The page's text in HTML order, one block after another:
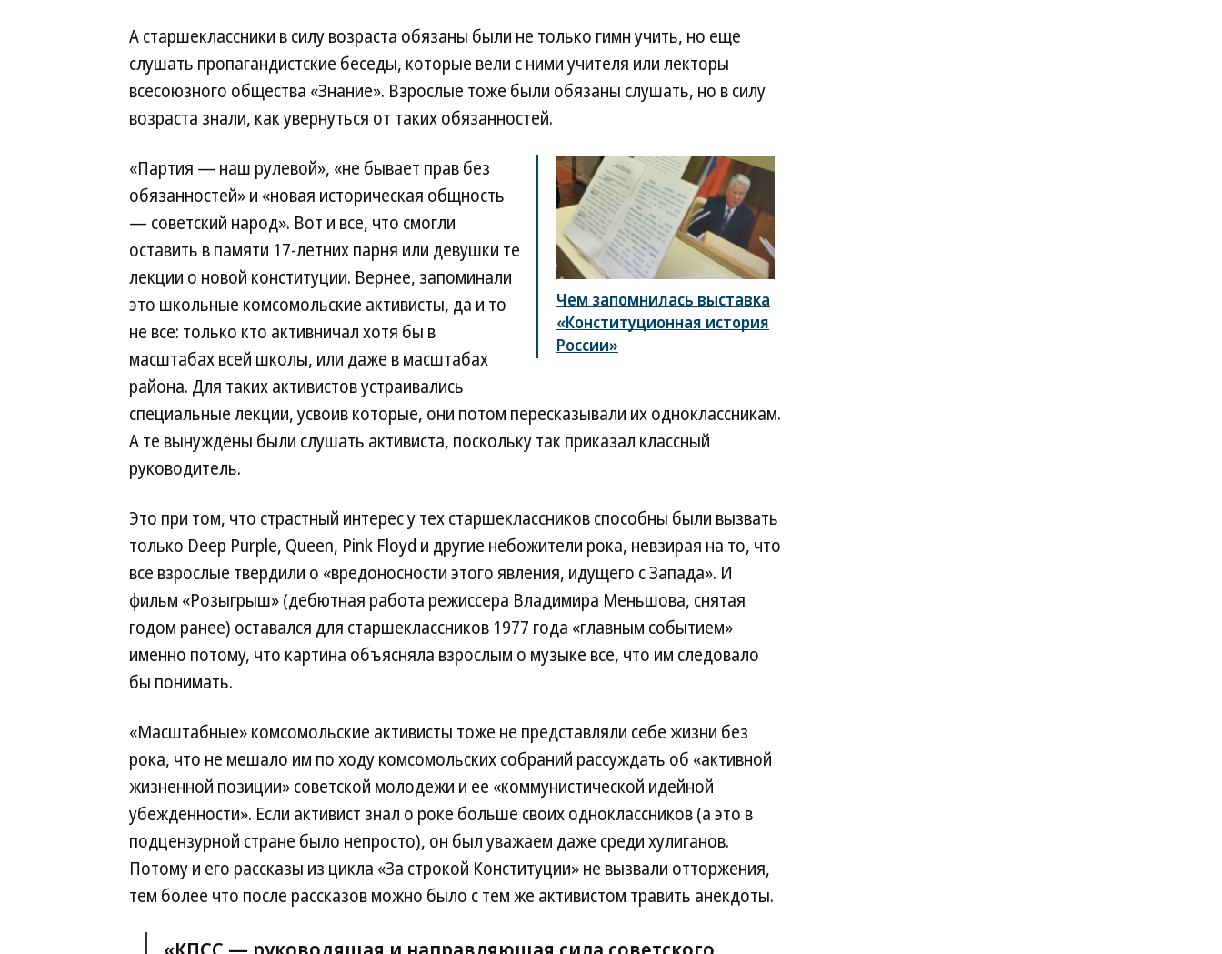
А старшеклассники в силу возраста обязаны были не только гимн учить, но еще
слушать пропагандистские беседы, которые вели с ними учителя или лекторы
всесоюзного общества «Знание». Взрослые тоже были обязаны слушать, но в силу
возраста знали, как увернуться от таких обязанностей.
Чем запомнилась выставка
«Конституционная история
России»
«Партия — наш рулевой», «не бывает прав без
обязанностей» и «новая историческая общность
— советский народ». Вот и все, что смогли
оставить в памяти 17-летних парня или девушки те
лекции о новой конституции. Вернее, запоминали
это школьные комсомольские активисты, да и то
не все: только кто активничал хотя бы в
масштабах всей школы, или даже в масштабах
района. Для таких активистов устраивались
специальные лекции, усвоив которые, они потом пересказывали их одноклассникам.
А те вынуждены были слушать активиста, поскольку так приказал классный
руководитель.
Это при том, что страстный интерес у тех старшеклассников способны были вызвать
только Deep Purple, Queen, Pink Floyd и другие небожители рока, невзирая на то, что
все взрослые твердили о «вредоносности этого явления, идущего с Запада». И
фильм «Розыгрыш» (дебютная работа режиссера Владимира Меньшова, снятая
годом ранее) оставался для старшеклассников 1977 года «главным событием»
именно потому, что картина объясняла взрослым о музыке все, что им следовало
бы понимать.
«Масштабные» комсомольские активисты тоже не представляли себе жизни без
рока, что не мешало им по ходу комсомольских собраний рассуждать об «активной
жизненной позиции» советской молодежи и ее «коммунистической идейной
убежденности». Если активист знал о роке больше своих одноклассников (а это в
подцензурной стране было непросто), он был уважаем даже среди хулиганов.
Потому и его рассказы из цикла «За строкой Конституции» не вызвали отторжения,
тем более что после рассказов можно было с тем же активистом травить анекдоты.
«КПСС — руководящая и направляющая сила советского